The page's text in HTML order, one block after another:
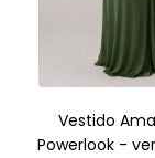
Vestido
Powerlook -